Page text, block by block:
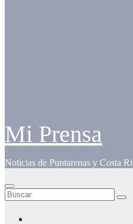
Mi Prensa
Noticias de Puntarenas y Costa